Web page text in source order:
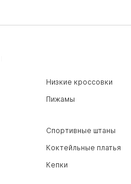
Низкие кроссовки
Пижамы
Спортивные штаны
Коктейльные платья
Кепки